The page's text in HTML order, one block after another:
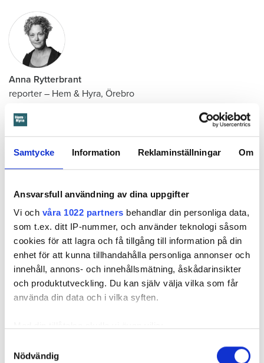
Samtycke Information Reklaminställningar Om
Ansvarsfull användning av dina uppgifter
Vi och våra 1022 partners behandlar din personliga data,
som t.ex. ditt IP-nummer, och använder teknologi såsom
cookies för att lagra och få tillgång till information på din
enhet för att kunna tillhandahålla personliga annonser och
innehåll, annons- och innehållsmätning, åskådarinsikter
och produktutveckling. Du kan själv välja vilka som får
använda din data och i vilka syften.
som kan ha en noggrannhet på upp till flera meter
Nödvändig
Anna Rytterbrant
reporter – Hem & Hyra, Örebro
010- 45 916 01
MISSA INGET FRÅN HEM & HYRA.
för att följa oss på
600 kronor dyrare att bo efter vattenskada i Varberg
Ansvarsskyddet – en viktig del i hemförsäkringen
Larmade inte om spricka i
duschen – vräks efter 30 år